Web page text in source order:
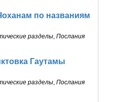
по названиям
разделы ,Послания
Гаутамы
разделы ,Послания